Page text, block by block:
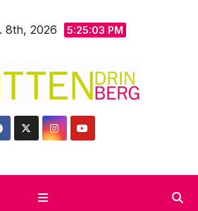
8th, 2026 5:25:04 PM